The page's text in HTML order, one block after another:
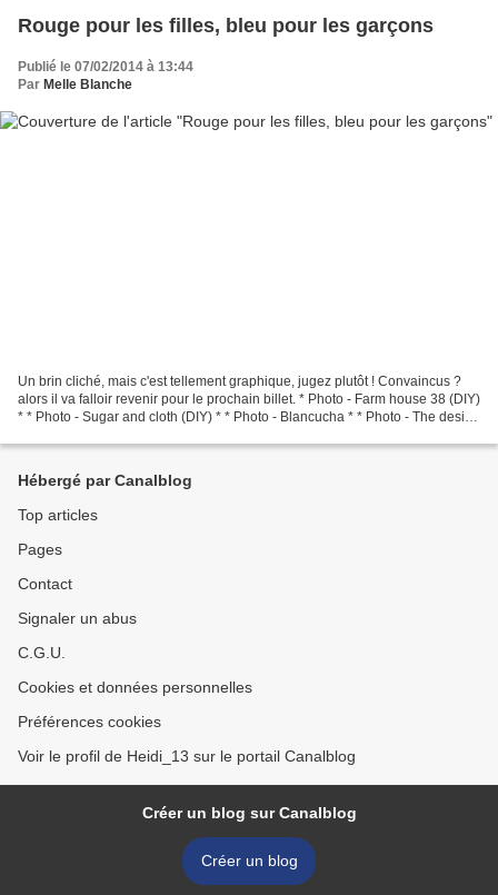
Rouge pour les filles, bleu pour les garçons
Publié le 07/02/2014 à 13:44
Par Melle Blanche
Un brin cliché, mais c'est tellement graphique, jugez plutôt ! Convaincus ?
alors il va falloir revenir pour le prochain billet. * Photo - Farm house 38 (DIY)
* * Photo - Sugar and cloth (DIY) * * Photo - Blancucha * * Photo - The design
Hébergé par Canalblog
Top articles
Pages
Contact
Signaler un abus
C.G.U.
Cookies et données personnelles
Préférences cookies
Voir le profil de Heidi_13 sur le portail Canalblog
Créer un blog sur Canalblog
Créer un blog